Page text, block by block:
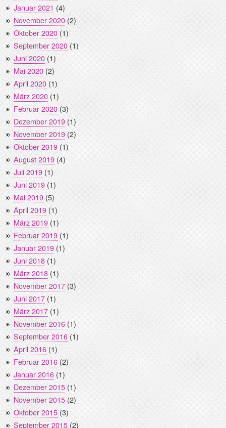
Januar 2021(4)
November 2020(2)
Oktober 2020(1)
September 2020(1)
Juni 2020(1)
Mai 2020(2)
April 2020(1)
März 2020(1)
Februar 2020(3)
Dezember 2019(1)
November 2019(2)
Oktober 2019(1)
August 2019(4)
Juli 2019(1)
Juni 2019(1)
Mai 2019(5)
April 2019(1)
März 2019(1)
Februar 2019(1)
Januar 2019(1)
Juni 2018(1)
März 2018(1)
November 2017(3)
Juni 2017(1)
März 2017(1)
November 2016(1)
September 2016(1)
April 2016(1)
Februar 2016(2)
Januar 2016(1)
Dezember 2015(1)
November 2015(2)
Oktober 2015(3)
September 2015(2)